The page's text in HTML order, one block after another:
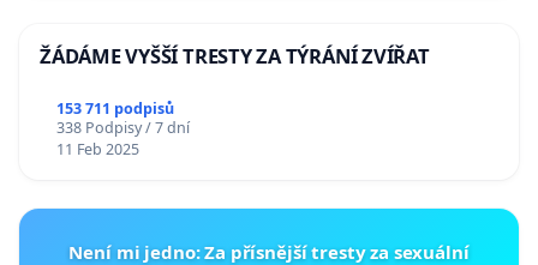
ŽÁDÁME VYŠŠÍ TRESTY ZA TÝRÁNÍ ZVÍŘAT
153 711 podpisů
338 Podpisy / 7 dní
11 Feb 2025
Není mi jedno: Za přísnější tresty za sexuální